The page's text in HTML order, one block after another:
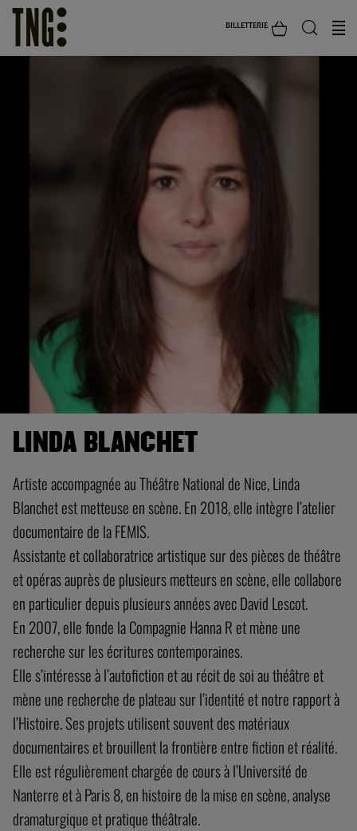
BILLETTERIE
LINDA BLANCHET
Artiste accompagnée au Théâtre National de Nice, Linda
Blanchet est metteuse en scène. En 2018, elle intègre l’atelier
documentaire de la FEMIS.
Assistante et collaboratrice artistique sur des pièces de théâtre
et opéras auprès de plusieurs metteurs en scène, elle collabore
en particulier depuis plusieurs années avec David Lescot.
En 2007, elle fonde la Compagnie Hanna R et mène une
recherche sur les écritures contemporaines.
Elle s’intéresse à l’autofiction et au récit de soi au théâtre et
mène une recherche de plateau sur l’identité et notre rapport à
l’Histoire. Ses projets utilisent souvent des matériaux
documentaires et brouillent la frontière entre fiction et réalité.
Elle est régulièrement chargée de cours à l’Université de
Nanterre et à Paris 8, en histoire de la mise en scène, analyse
dramaturgique et pratique théâtrale.